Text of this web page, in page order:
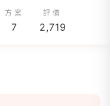
方案
7
評價
2,719